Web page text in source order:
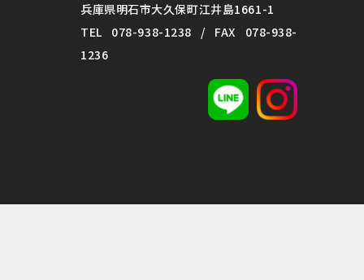
兵庫県明石市大久保町江井島1661-1
TEL 078-938-1238 / FAX 078-938-
1236